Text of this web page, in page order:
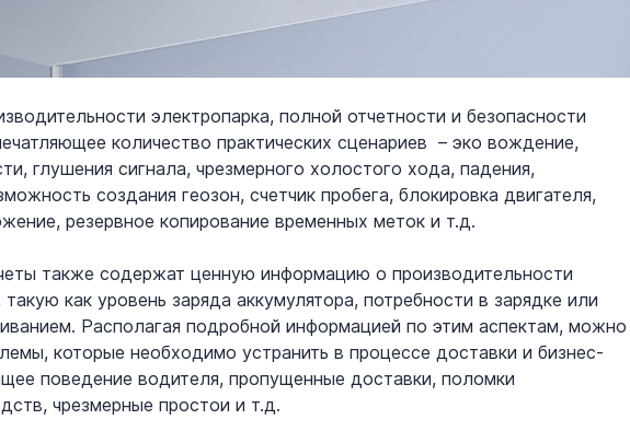
электропарка, полной отчетности и безопасности
количество практических сценариев  – эко вождение,
глушения сигнала, чрезмерного холостого хода, падения,
создания геозон, счетчик пробега, блокировка двигателя,
резервное копирование временных меток и т.д.
также содержат ценную информацию о производительности
как уровень заряда аккумулятора, потребности в зарядке или
Располагая подробной информацией по этим аспектам,
которые необходимо устранить в процессе доставки и бизнес-
поведение водителя, пропущенные доставки, поломки
чрезмерные простои и т.д.